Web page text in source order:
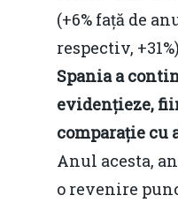
(+6% față de
respectiv,
Spania a
evidențieze,
comparație cu
Anul acesta,
o revenire